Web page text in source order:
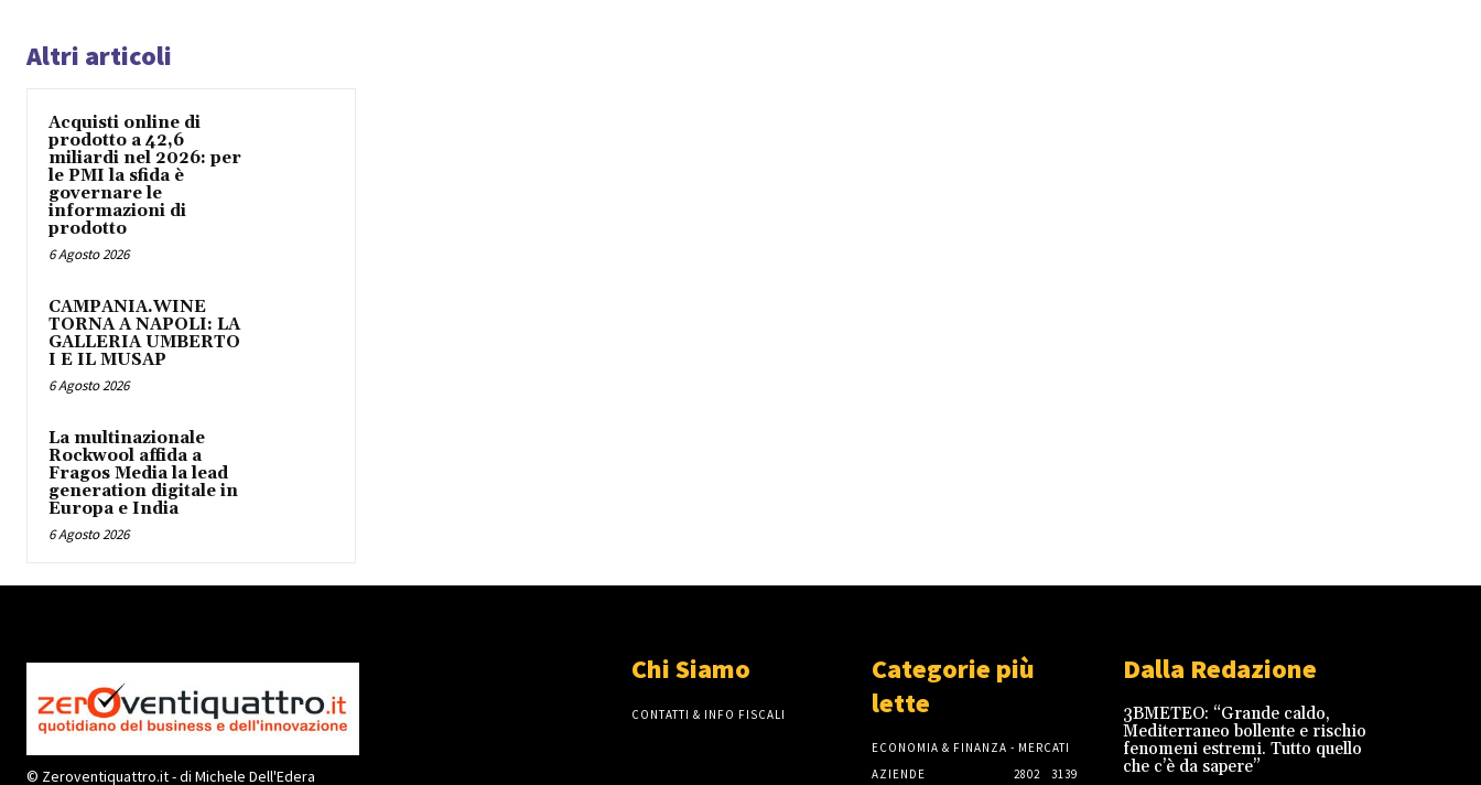
Altri articoli
Acquisti online di
prodotto a 42,6
miliardi nel 2026: per
le PMI la sfida è
governare le
informazioni di
prodotto
6 Agosto 2026
CAMPANIA.WINE
TORNA A NAPOLI: LA
GALLERIA UMBERTO
I E IL MUSAP
6 Agosto 2026
La multinazionale
Rockwool affida a
Fragos Media la lead
generation digitale in
Europa e India
6 Agosto 2026
© Zeroventiquattro.it - di Michele Dell'Edera
Chi Siamo
CONTATTI & INFO FISCALI
Categorie più
lette
ECONOMIA & FINANZA - MERCATI
3139
AZIENDE 2802
Dalla Redazione
3BMETEO: “Grande caldo,
Mediterraneo bollente e rischio
fenomeni estremi. Tutto quello
che c’è da sapere”